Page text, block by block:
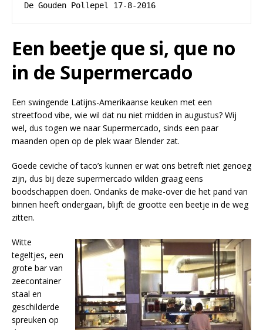
De Gouden Pollepel 17-8-2016
Een beetje que si, que no
in de Supermercado
Een swingende Latijns-Amerikaanse keuken met een
streetfood vibe, wie wil dat nu niet midden in augustus? Wij
wel, dus togen we naar Supermercado, sinds een paar
maanden open op de plek waar Blender zat.
Goede ceviche of taco’s kunnen er wat ons betreft niet genoeg
zijn, dus bij deze supermercado wilden graag eens
boodschappen doen. Ondanks de make-over die het pand van
binnen heeft ondergaan, blijft de grootte een beetje in de weg
zitten.
Witte
tegeltjes, een
grote bar van
zeecontainer
staal en
geschilderde
spreuken op